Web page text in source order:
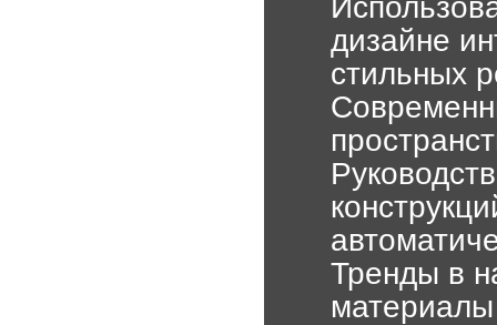
дизайне
стильных
Тренды в